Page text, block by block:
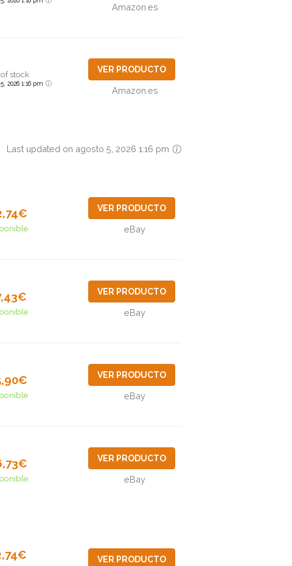
Amazon.es
stock
2026 1:16 pm
VER PRODUCTO
Amazon.es
Last updated on agosto 5, 2026 1:16 pm
VER PRODUCTO
eBay
VER PRODUCTO
eBay
VER PRODUCTO
eBay
VER PRODUCTO
eBay
VER PRODUCTO